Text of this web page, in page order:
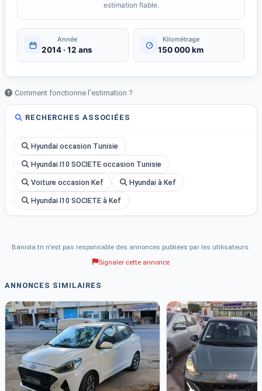
- ABS
- Fermeture centrale
- Airbags
- Limiteur De Vitesse
véhicule disponible en Tunisie.
estimation fiable.
Année
2014 · 12 ans
Kilométrage
150 000 km
Comment fonctionne l'estimation ?
RECHERCHES ASSOCIÉES
Hyundai occasion Tunisie
Hyundai I10 SOCIETE occasion Tunisie
Voiture occasion Kef Hyundai à Kef
Hyundai I10 SOCIETE à Kef
Baniola.tn n'est pas responsable des annonces publiées par les utilisateurs.
Signaler cette annonce
ANNONCES SIMILAIRES